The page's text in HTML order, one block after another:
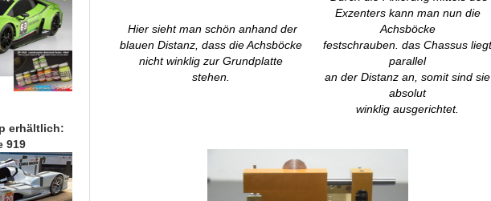
Hier sieht man schön anhand der
blauen Distanz, dass die Achsböcke
nicht winklig zur Grundplatte
stehen.
Exzenters kann man nun die
Achsböcke
festschrauben. das Chassus
parallel
an der Distanz an, somit sind sie
absolut
winklig ausgerichtet.
erhältlich:
919